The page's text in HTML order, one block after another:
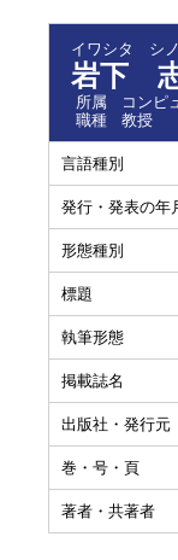
イワシタ シノ
岩下
所属
コンピ
職種
教授
言語種別
発行・発表の年
形態種別
標題
執筆形態
掲載誌名
出版社・発行元
巻・号・頁
著者・共著者